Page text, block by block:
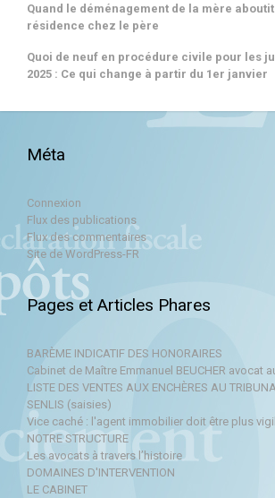
Quand le déménagement de la mère
résidence chez le père
Quoi de neuf en procédure civile pour les
2025 : Ce qui change à partir du 1er janvier
Méta
Connexion
Flux des publications
Flux des commentaires
Site de WordPress-FR
Pages et Articles Phares
BARÈME INDICATIF DES HONORAIRES
Cabinet de Maître Emmanuel BEUCHER avocat
LISTE DES VENTES AUX ENCHÈRES AU
SENLIS (saisies)
Vice caché : l'agent immobilier doit être plus
NOTRE STRUCTURE
Les avocats à travers l’histoire
DOMAINES D'INTERVENTION
LE CABINET